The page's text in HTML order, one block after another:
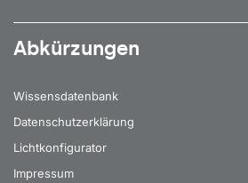
Abkürzungen
Wissensdatenbank
Datenschutzerklärung
Lichtkonfigurator
Impressum